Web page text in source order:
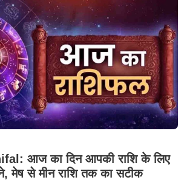
आज का दिन आपकी राशि के लिए
मेष से मीन राशि तक का सटीक